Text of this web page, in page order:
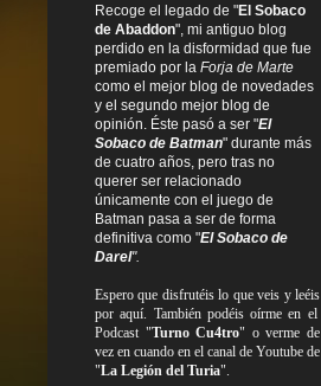
Recoge el legado de "El Sobaco
de Abaddon", mi antiguo blog
perdido en la disformidad que fue
premiado por la Forja de Marte
como el mejor blog de novedades
y el segundo mejor blog de
opinión. Éste pasó a ser "El
Sobaco de Batman" durante más
de cuatro años, pero tras no
querer ser relacionado
únicamente con el juego de
Batman pasa a ser de forma
definitiva como "El Sobaco de
Darel".
Espero que disfrutéis lo queveis yleéis
por aquí. También podéis oírme en el
Podcast "Turno Cu4tro" o verme de
vez en cuando en el canal de Youtube de
"La Legión del Turia".